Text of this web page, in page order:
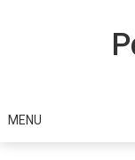
MENU